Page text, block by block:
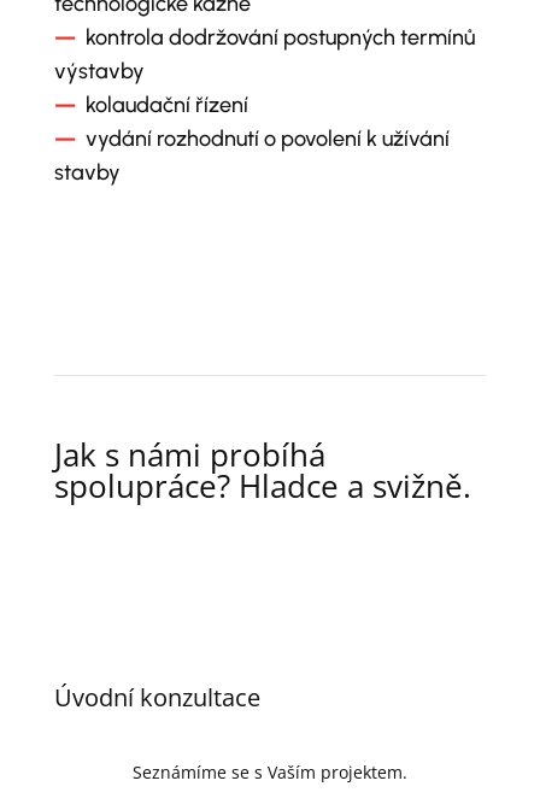
—kontrola dodržování postupných termínů
výstavby
—kolaudační řízení
—vydání rozhodnutí o povolení k užívání
stavby
Jak s námi probíhá
spolupráce? Hladce a svižně.
Úvodní konzultace
Seznámíme se s Vaším projektem.